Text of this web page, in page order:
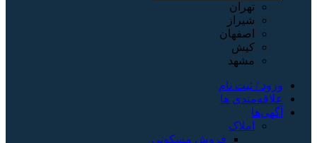
تهران
شیراز
اصفهان
کیش
مشهد
ورود / ثبت نام
علاقه‌مندی ها
آگهی‌ها
املاک
فروش مسکونی